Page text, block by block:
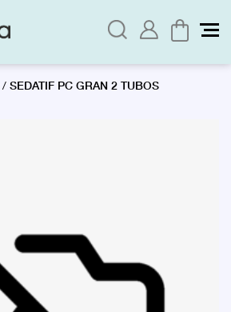
/ SEDATIF PC GRAN 2 TUBOS